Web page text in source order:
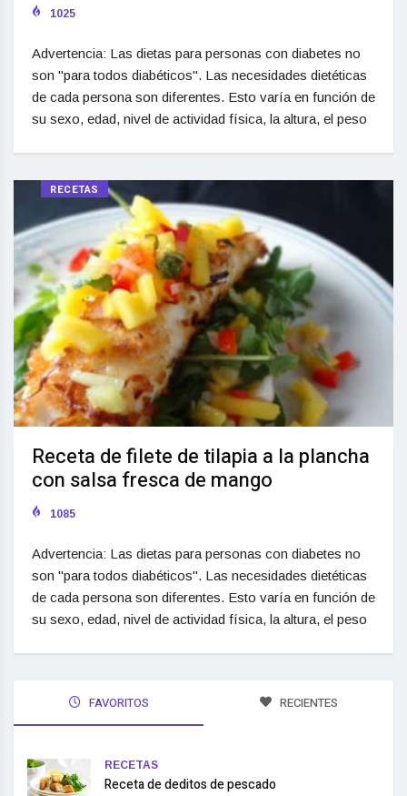
1025
Advertencia: Las dietas para personas con diabetes no
son "para todos diabéticos". Las necesidades dietéticas
de cada persona son diferentes. Esto varía en función de
su sexo, edad, nivel de actividad física, la altura, el peso
RECETAS
Receta de filete de tilapia a la plancha
con salsa fresca de mango
1085
Advertencia: Las dietas para personas con diabetes no
son "para todos diabéticos". Las necesidades dietéticas
de cada persona son diferentes. Esto varía en función de
su sexo, edad, nivel de actividad física, la altura, el peso
FAVORITOS RECIENTES
RECETAS
Receta de deditos de pescado